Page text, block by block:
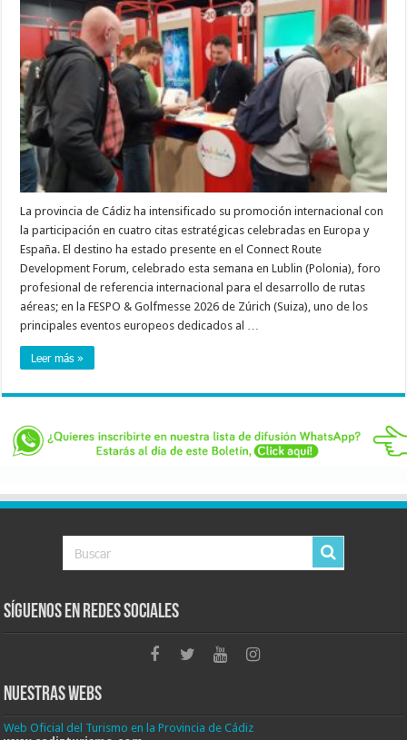
La provincia de Cádiz ha intensificado su promoción internacional con
la participación en cuatro citas estratégicas celebradas en Europa y
España. El destino ha estado presente en el Connect Route
Development Forum, celebrado esta semana en Lublin (Polonia), foro
profesional de referencia internacional para el desarrollo de rutas
aéreas; en la FESPO & Golfmesse 2026 de Zúrich (Suiza), uno de los
principales eventos europeos dedicados al …
Leer más »
Síguenos en Redes Sociales
Nuestras Webs
Web Oficial del Turismo en la Provincia de Cádiz